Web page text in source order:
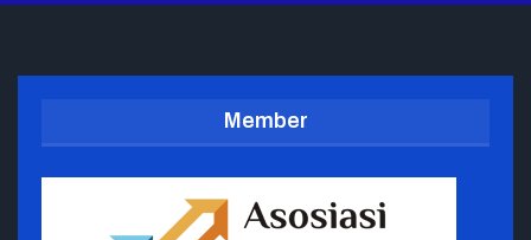
Member